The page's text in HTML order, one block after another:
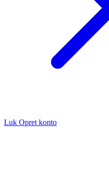
Luk Opret konto